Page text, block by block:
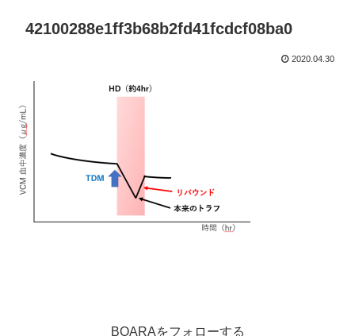
42100288e1ff3b68b2fd41fcdcf08ba0
2020.04.30
BOARAをフォローする